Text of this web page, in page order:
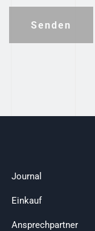
Senden
Journal
Einkauf
Ansprechpartner